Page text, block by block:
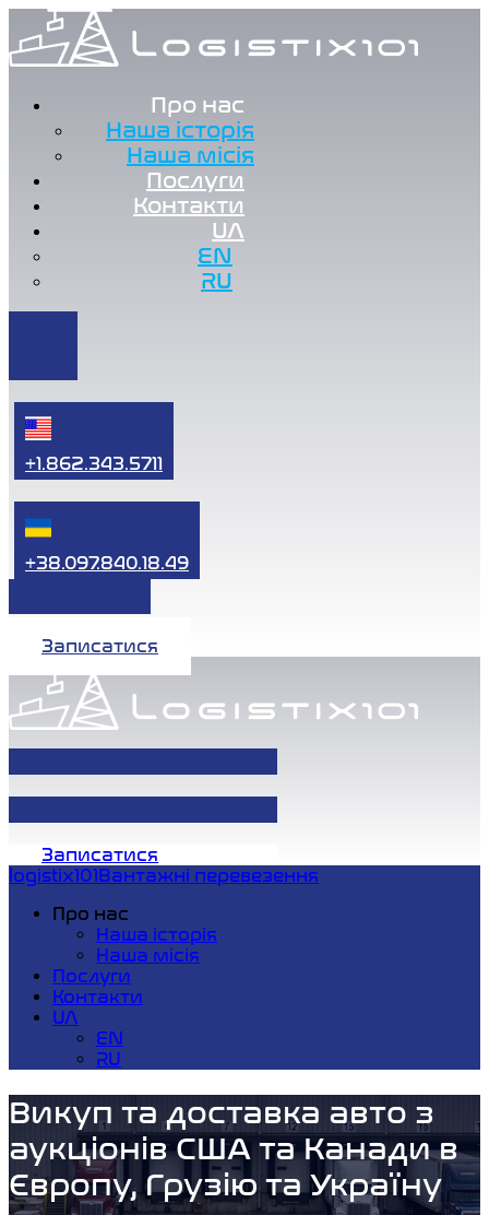
Про нас
Наша історія
Наша місія
Послуги
Контакти
UA
EN
RU
+1.862.343.5711
+38.097.840.18.49
Записатися
Записатися
logistix101Вантажні перевезення
Про нас
Наша історія
Наша місія
Послуги
Контакти
UA
EN
RU
Викуп та доставка авто з
аукціонів США та Канади в
Європу, Грузію та Україну